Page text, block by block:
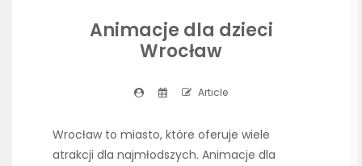
Animacje dla dzieci
Wrocław
Article
Wrocław to miasto, które oferuje wiele
atrakcji dla najmłodszych. Animacje dla